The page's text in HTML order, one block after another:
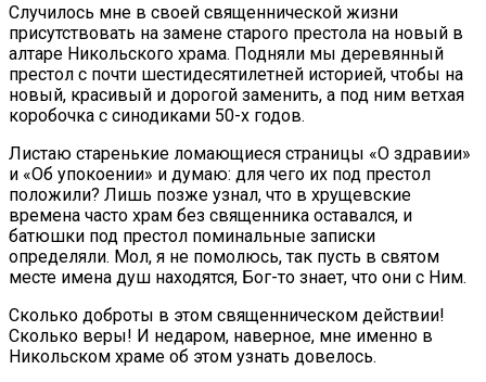
Случилось мне в своей священнической жизни
присутствовать на замене старого престола на но­вый в
алтаре Никольского храма. Подняли мы дере­вянный
престол с почти шестидесятилетней истори­ей, чтобы на
новый, красивый и дорогой заменить, а под ним ветхая
коробочка с синодиками 50-х годов.
Листаю старенькие ломающиеся страницы «О здравии»
и «Об упокоении» и думаю: для чего их под престол
положили? Лишь позже узнал, что в хрущевские
времена часто храм без священника оставался, и
батюшки под престол поминальные за­писки
определяли. Мол, я не помолюсь, так пусть в святом
месте имена душ находятся, Бог-то знает, что они с Ним.
Сколько доброты в этом священническом дей­ствии!
Сколько веры! И недаром, наверное, мне именно в
Никольском храме об этом узнать дове­лось.